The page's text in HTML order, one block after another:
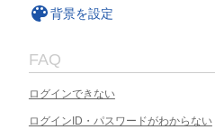
背景を設定
FAQ
ログインできない
ログインID・パスワードがわからない